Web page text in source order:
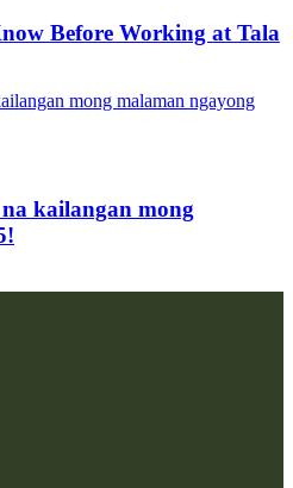
Before Working at Tala
kailangan mong